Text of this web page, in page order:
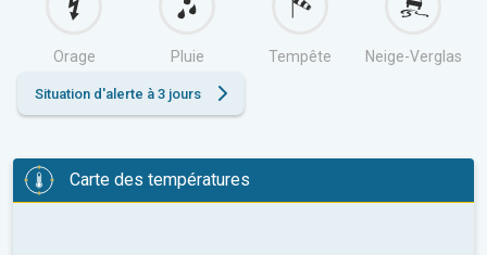
Orage Pluie Tempête Neige-Verglas
Situation d'alerte à 3 jours
Carte des températures